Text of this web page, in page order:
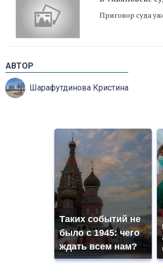
Приговор суда
АВТОР
Шарафутдинова Кристина
Таких событий не
было с 1945: чего
ждать всем нам?